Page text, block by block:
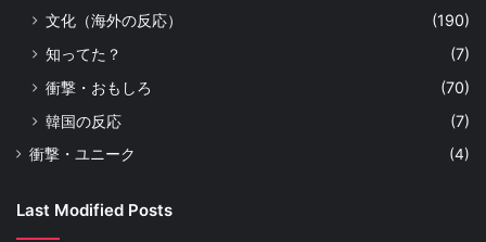
文化（海外の反応）
(190)
知ってた？
(7)
衝撃・おもしろ
(70)
韓国の反応
(7)
衝撃・ユニーク (4)
Last Modified Posts